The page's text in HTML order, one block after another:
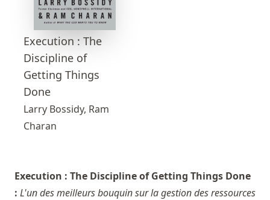
Execution : The
Discipline of
Getting Things
Done
Larry Bossidy, Ram
Charan
Execution : The Discipline of Getting Things Done
: L'un des meilleurs bouquin sur la gestion des ressources